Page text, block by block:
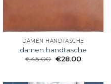
DAMEN HANDTASCHE
damen handtasche
€45.00 €28.00